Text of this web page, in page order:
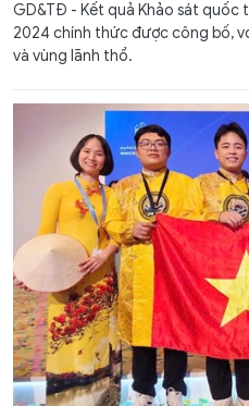
GD&TĐ - Kết quả Khảo sát quốc
2024 chính thức được công bố,
và vùng lãnh thổ.